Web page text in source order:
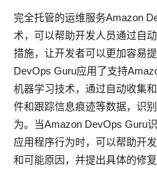
完全托管的运维服务Amazon
术，可以帮助开发人员通过自
措施，让开发者可以更加容易
DevOps Guru应用了支持
机器学习技术，通过自动收集
件和跟踪信息痕迹等数据，识
为。当Amazon DevOps Guru
应用程序行为时，可以帮助开
和可能原因，并提出具体的修复